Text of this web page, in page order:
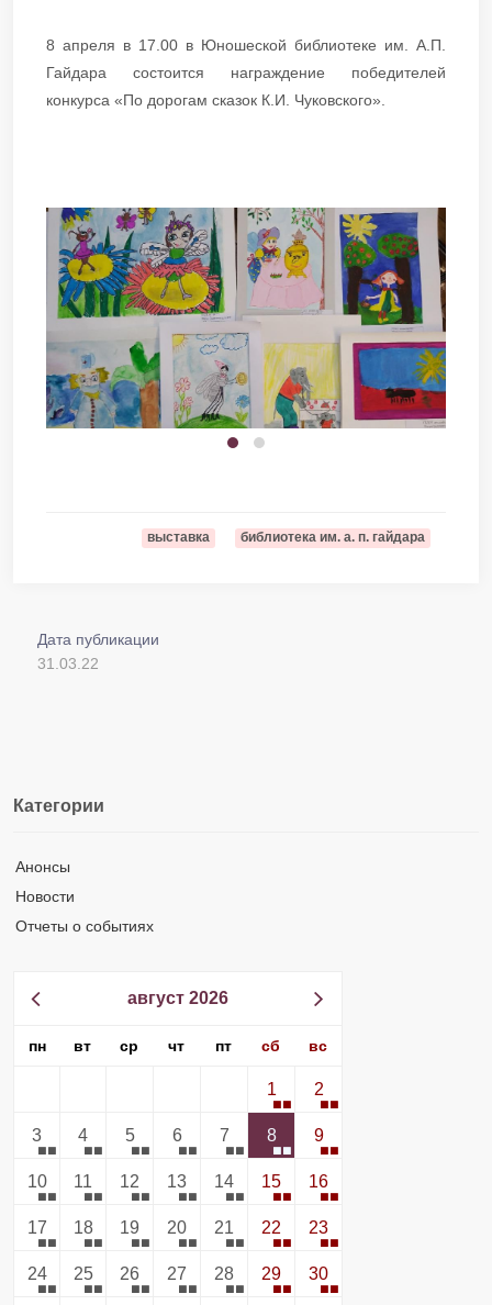
8 апреля в 17.00 в Юношеской библиотеке им. А.П.
Гайдара состоится награждение победителей
конкурса «По дорогам сказок К.И. Чуковского».
выставка библиотека им. а. п. гайдара
Дата публикации
31.03.22
Категории
Анонсы
Новости
Отчеты о событиях
август 2026
пн вт ср чт пт сб вс
1 2
3 4 5 6 7 8 9
10 11 12 13 14 15 16
17 18 19 20 21 22 23
24 25 26 27 28 29 30